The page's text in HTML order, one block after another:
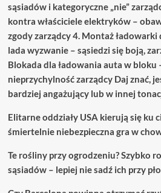
sąsiadów i kategoryczne „nie”
kontra właściciele elektryków –
zgody zarządcy 4. Montaż
lada wyzwanie – sąsiedzi się boją,
Blokada dla ładowania auta w bloku
nieprzychylność zarządcy Daj znać,
bardziej angażujący lub w innej
Elitarne oddziały USA kierują się ku
śmiertelnie niebezpieczna gra w
Te rośliny przy ogrodzeniu? Szybko
sąsiadów – lepiej nie sadź ich przy